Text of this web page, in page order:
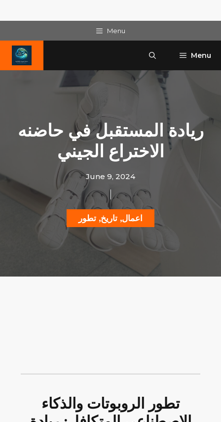
content
Menu
Menu
ريادة المستقبل في حاضنه
الاختراع الجيني
June 9, 2024
اعمال, تاريخ, تطور
تطور الروبوتات والذكاء